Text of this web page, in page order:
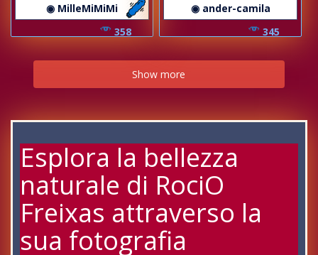
◉ MilleMiMiMi
358
◉ ander-camila
345
Show more
Esplora la bellezza
naturale di RociO
Freixas attraverso la
sua fotografia